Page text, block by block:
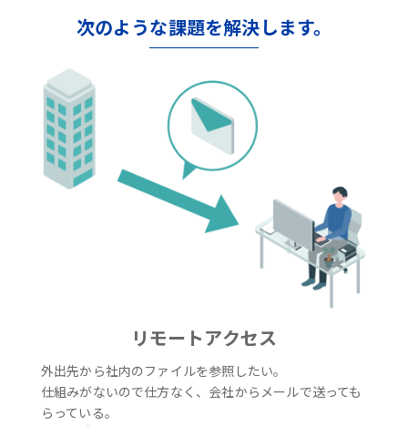
次のような課題を解決します。
リモートアクセス
外出先から社内のファイルを参照したい。
仕組みがないので仕方なく、会社からメールで送っても
らっている。